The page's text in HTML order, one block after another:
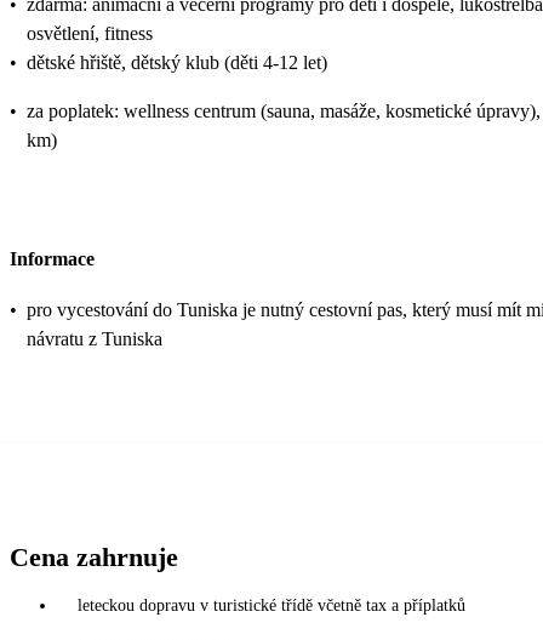
osvětlení, fitness
• dětské hřiště, dětský klub (děti 4-12 let)
• za poplatek: wellness centrum (sauna, masáže, kosmetické
km)
Informace
• pro vycestování do Tuniska je nutný cestovní pas, který musí mít
návratu z Tuniska
Cena zahrnuje
leteckou dopravu v turistické třídě včetně tax a příplatků